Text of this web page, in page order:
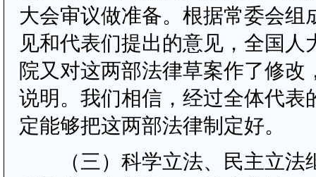
大会审议做准备。根据常委会组
见和代表们提出的意见，全国人
院又对这两部法律草案作了修改
说明。我们相信，经过全体代表
定能够把这两部法律制定好。
（三）科学立法、民主立法